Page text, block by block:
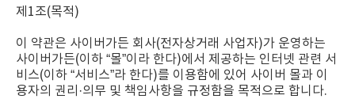
제1조(목적)
이 약관은 사이버가든 회사(전자상거래 사업자)가 운영하는
사이버가든(이하 “몰”이라 한다)에서 제공하는 인터넷 관련 서
비스(이하 “서비스”라 한다)를 이용함에 있어 사이버 몰과 이
용자의 권리·의무 및 책임사항을 규정함을 목적으로 합니다.